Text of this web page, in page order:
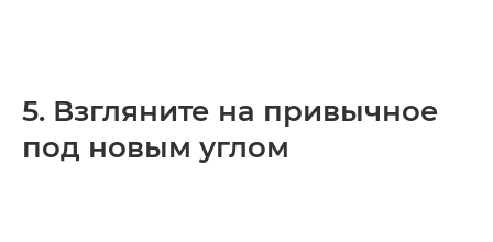
5. Взгляните на привычное
под новым углом